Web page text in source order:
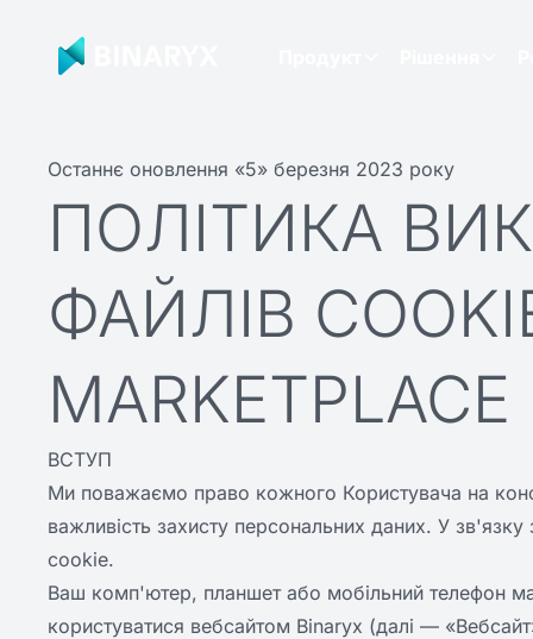
Останнє оновлення «5» березня 2023 року
ПОЛІТИКА
ФАЙЛІВ
MARKETPLACE
ВСТУП
Ми поважаємо право кожного Користувача на
важливість захисту персональних даних. У
cookie.
Ваш комп'ютер, планшет або мобільний телефон
користуватися вебсайтом Binaryx (далі —